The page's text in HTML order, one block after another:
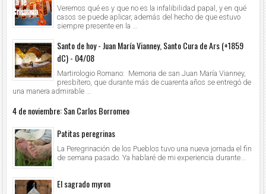
Veremos qué es y que no es la infalibilidad papal, y en qué
casos se puede aplicar, además del hecho de que estuvo
siempre presente en la ...
Santo de hoy - Juan María Vianney, Santo Cura de Ars (+1859
dC) - 04/08
Martirologio Romano: Memoria de san Juan María Vianney,
presbítero, que durante más de cuarenta años se entregó de
una manera admirable ...
4 de noviembre: San Carlos Borromeo
Patitas peregrinas
La Peregrinación de los Pueblos tuvo una nueva jornada el fin
de semana pasado. Ya hablaré de mi experiencia durante...
El sagrado myron